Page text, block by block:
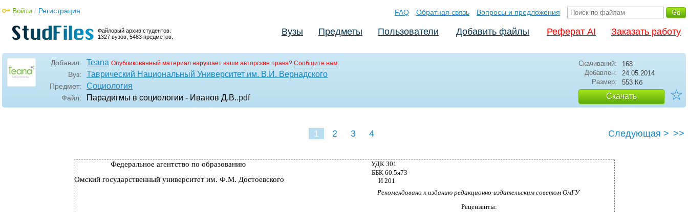
Файловый архив студентов.
1327 вузов, 5483 предметов.
Войти / Регистрация FAQ Обратная связь Вопросы и предложения
Вузы Предметы Пользователи Добавить файлы Реферат AI Заказать работу
Добавил: Teana Опубликованный материал нарушает ваши авторские права? Сообщите нам.
Вуз: Таврический Национальный Университет им. В.И. Вернадского
Предмет: Социология
Файл: Парадигмы в социологии - Иванов Д.В..pdf
Скачиваний:
168
Добавлен:
24.05.2014
Размер:
553 Кб
Скачать ☆
1 2 3 4 Следующая > >>
Федеральное агентство по образованию
Омский государственный университет им. Ф.М. Достоевского
УДК 301
ББК 60.5я73
И 201
Рекомендовано к изданию редакционно-издательским советом ОмГУ
Рецензенты: